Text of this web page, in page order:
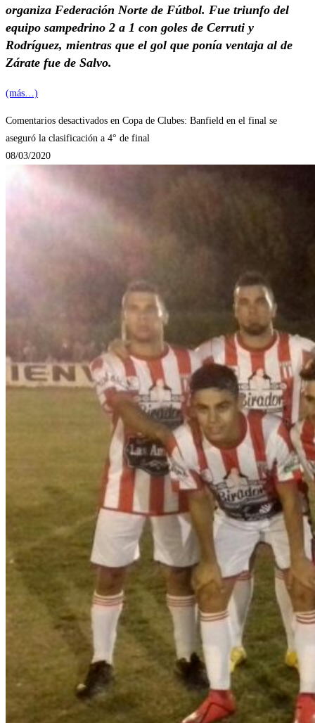
organiza Federación Norte de Fútbol. Fue triunfo del
equipo sampedrino 2 a 1 con goles de Cerruti y
Rodríguez, mientras que el gol que ponía ventaja al de
Zárate fue de Salvo.
(más…)
Comentarios desactivados en Copa de Clubes: Banfield en el final se
aseguró la clasificación a 4° de final
08/03/2020